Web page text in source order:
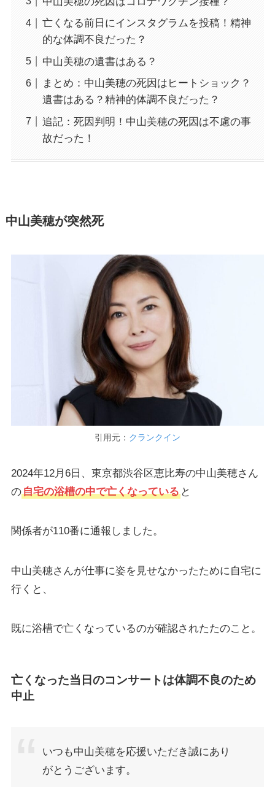
亡くなる前日にインスタグラムを投稿！精神
的な体調不良だった？
中山美穂の遺書はある？
まとめ：中山美穂の死因はヒートショック？
遺書はある？精神的体調不良だった？
追記：死因判明！中山美穂の死因は不慮の事
故だった！
中山美穂が突然死
引用元： クランクイン
2024年12月6日、東京都渋谷区恵比寿の中山美穂さん
の自宅の浴槽の中で亡くなっていると
関係者が110番に通報しました。
中山美穂さんが仕事に姿を見せなかったために自宅に
行くと、
既に浴槽で亡くなっているのが確認されたたのこと。
亡くなった当日のコンサートは体調不良のため
中止
いつも中山美穂を応援いただき誠にあり
がとうございます。